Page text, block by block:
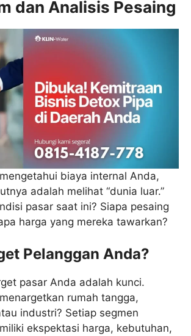
dan Analisis Pesaing
biaya internal Anda,
adalah melihat “dunia luar.”
pasar saat ini? Siapa pesaing
harga yang mereka tawarkan?
Pelanggan Anda?
pasar Anda adalah kunci.
rumah tangga,
industri? Setiap segmen
ekspektasi harga, kebutuhan,